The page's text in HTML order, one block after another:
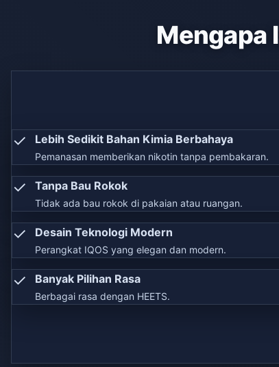
Mengapa
✓ Lebih Sedikit Bahan Kimia Berbahaya
Pemanasan memberikan nikotin tanpa pembakaran.
✓ Tanpa Bau Rokok
Tidak ada bau rokok di pakaian atau ruangan.
✓ Desain Teknologi Modern
Perangkat IQOS yang elegan dan modern.
✓ Banyak Pilihan Rasa
Berbagai rasa dengan HEETS.